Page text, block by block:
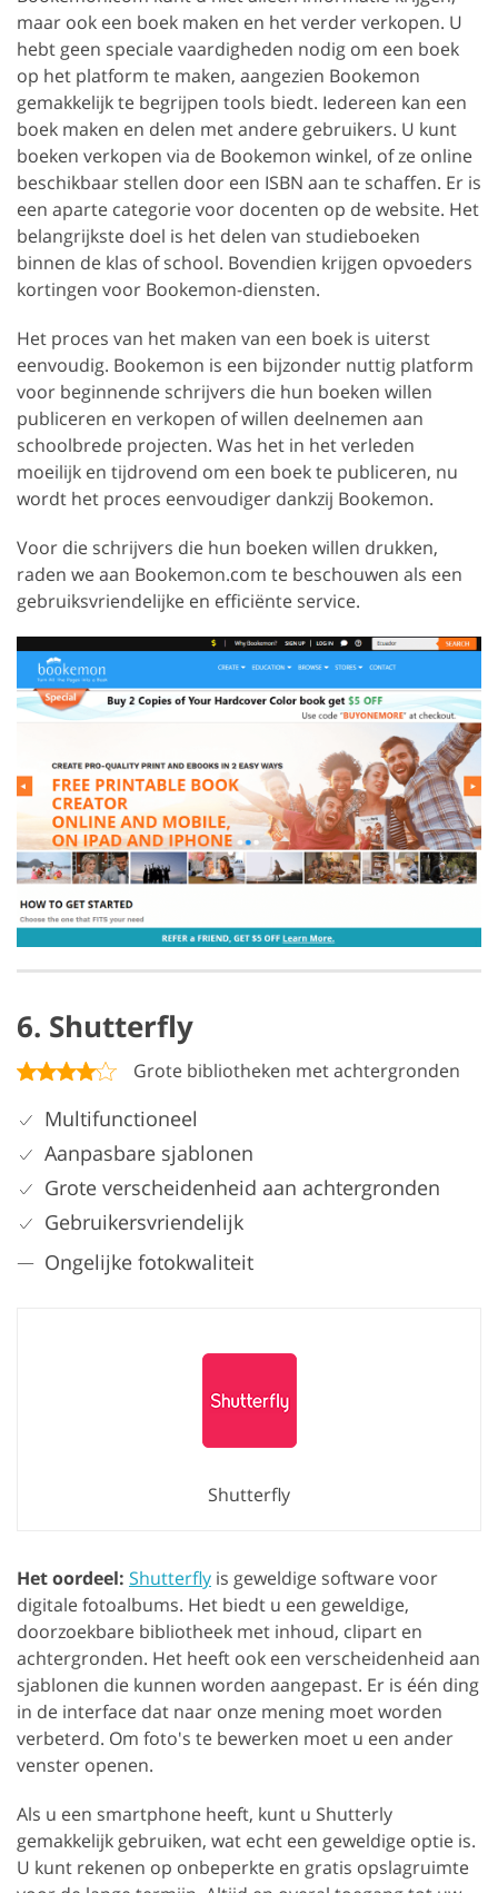
maar ook een boek maken en het verder verkopen. U
hebt geen speciale vaardigheden nodig om een boek
op het platform te maken, aangezien Bookemon
gemakkelijk te begrijpen tools biedt. Iedereen kan een
boek maken en delen met andere gebruikers. U kunt
boeken verkopen via de Bookemon winkel, of ze online
beschikbaar stellen door een ISBN aan te schaffen. Er is
een aparte categorie voor docenten op de website. Het
belangrijkste doel is het delen van studieboeken
binnen de klas of school. Bovendien krijgen opvoeders
kortingen voor Bookemon-diensten.
Het proces van het maken van een boek is uiterst
eenvoudig. Bookemon is een bijzonder nuttig platform
voor beginnende schrijvers die hun boeken willen
publiceren en verkopen of willen deelnemen aan
schoolbrede projecten. Was het in het verleden
moeilijk en tijdrovend om een boek te publiceren, nu
wordt het proces eenvoudiger dankzij Bookemon.
Voor die schrijvers die hun boeken willen drukken,
raden we aan Bookemon.com te beschouwen als een
gebruiksvriendelijke en efficiënte service.
6. Shutterfly
Grote bibliotheken met achtergronden
Multifunctioneel
Aanpasbare sjablonen
Grote verscheidenheid aan achtergronden
Gebruikersvriendelijk
Ongelijke fotokwaliteit
Shutterfly
Het oordeel: Shutterfly is geweldige software voor
digitale fotoalbums. Het biedt u een geweldige,
doorzoekbare bibliotheek met inhoud, clipart en
achtergronden. Het heeft ook een verscheidenheid aan
sjablonen die kunnen worden aangepast. Er is één ding
in de interface dat naar onze mening moet worden
verbeterd. Om foto's te bewerken moet u een ander
venster openen.
Als u een smartphone heeft, kunt u Shutterly
gemakkelijk gebruiken, wat echt een geweldige optie is.
U kunt rekenen op onbeperkte en gratis opslagruimte